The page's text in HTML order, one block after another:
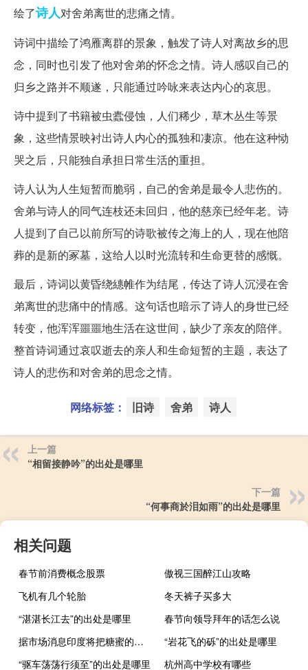
绘了诗人对舍弟离世的悲痛之情。
诗词中描绘了鸿雁离群的景象，触发了诗人对离故乡的思
念，同时也引发了他对舍弟的怀念之情。诗人感叹自己的
归乡之路并不顺遂，只能通过吟咏来表达内心的哀思。
诗中提到了书籍被虫蠹侵蚀，人们稀少，草木丛生等景
象，这些情景映衬出诗人内心的孤独和凄凉。他在这种恸
哭之后，只能独自承担日常生活的重担。
诗人认为人生短暂而脆弱，自己的舍弟是最令人悲伤的。
舍弟与诗人的同气连枝还未回归，他的慈亲已经年老。诗
人提到了自己以前所写的诗歌被传之海上的人，现在他陪
葬的是新的冢墓，这给人以时光流转和生命更替的感慨。
最后，诗词以黄昏绕繐帷作为结尾，传达了诗人沉浸在舍
弟离世的悲痛中的情感。这句话也暗示了诗人的身世已经
转变，他浑浑噩噩地生活在这世间，缺少了亲友的陪伴。
整首诗词通过哀叹逝去的亲人和生命短暂的主题，表达了
诗人的悲伤和对舍弟的思念之情。
网络标签： 旧诗 舍弟 诗人
上一篇
“相留接静吟”的出处是哪里
下一篇
“何事商於泪如雨”的出处是哪里
相关问题
春节前消费概念股票
傲视三国醉江山攻略
飞机有几个轮胎
冬天裤子买多大
“湛湛长江去”的出处是哪里
春节向领导拜年的话怎么说
据市场消息印度将把糖蜜的商品及服务税从28%降至5%
“岩花飞的砾”的出处是哪里
“驱车荡荡行须至”的出处是哪里
杭州高中学校有哪些